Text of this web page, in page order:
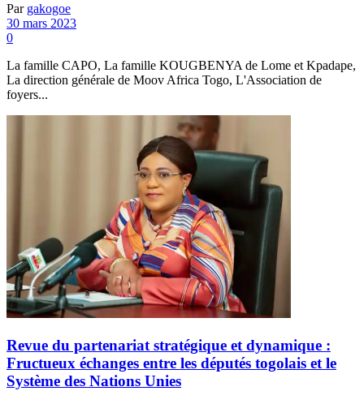
Par gakogoe
30 mars 2023
0
La famille CAPO, La famille KOUGBENYA de Lome et Kpadape,
La direction générale de Moov Africa Togo, L'Association de
foyers...
Revue du partenariat stratégique et dynamique :
Fructueux échanges entre les députés togolais et le
Système des Nations Unies